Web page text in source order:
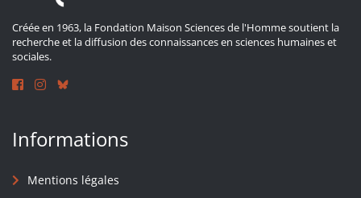
Créée en 1963, la Fondation Maison Sciences de l'Homme soutient la
recherche et la diffusion des connaissances en sciences humaines et
sociales.
Informations
Mentions légales